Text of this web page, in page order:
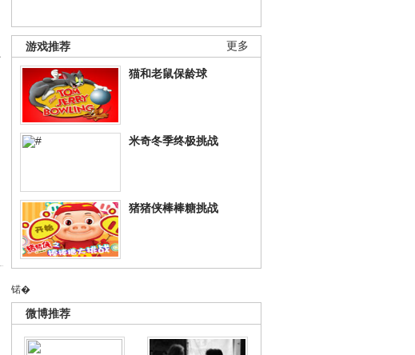
更多
游戏推荐
猫和老鼠保龄球
米奇冬季终极挑战
猪猪侠棒棒糖挑战
锘�
微博推荐